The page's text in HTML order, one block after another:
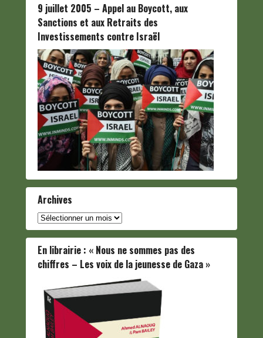
9 juillet 2005 – Appel au Boycott, aux
Sanctions et aux Retraits des
Investissements contre Israël
Archives
Archives
En librairie : « Nous ne sommes pas des
chiffres – Les voix de la jeunesse de Gaza »